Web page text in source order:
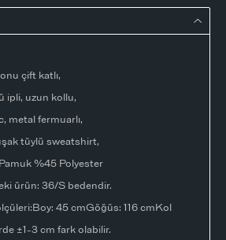
çift katlı,
ipli, uzun kollu,
metal fermuarlı,
tüylü sweatshirt,
%45 Polyester
ürün: 36/S bedendir.
45 cmGöğüs: 116 cmKol
±1-3 cm fark olabilir.